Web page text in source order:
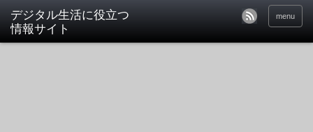
デジタル生活に役立つ
情報サイト
menu